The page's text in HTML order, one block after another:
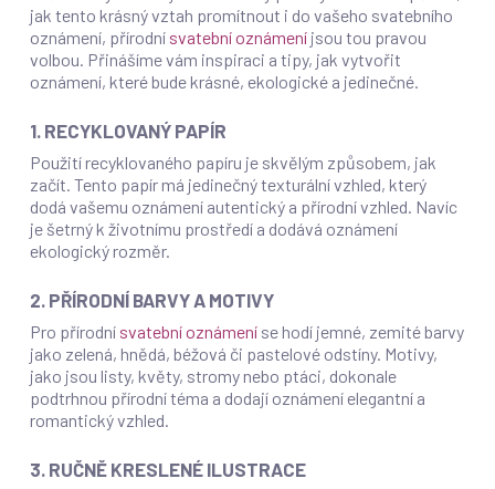
jak tento krásný vztah promítnout i do vašeho svatebního
oznámení, přírodní svatební oznámeníjsou tou pravou
volbou. Přinášíme vám inspiraci a tipy, jak vytvořit
oznámení, které bude krásné, ekologické a jedinečné.
1. RECYKLOVANÝ PAPÍR
Použití recyklovaného papíru je skvělým způsobem, jak
začít. Tento papír má jedinečný texturální vzhled, který
dodá vašemu oznámení autentický a přírodní vzhled. Navíc
je šetrný k životnímu prostředí a dodává oznámení
ekologický rozměr.
2. PŘÍRODNÍ BARVY A MOTIVY
Pro přírodní svatební oznámeníse hodí jemné, zemité barvy
jako zelená, hnědá, béžová či pastelové odstíny. Motivy,
jako jsou listy, květy, stromy nebo ptáci, dokonale
podtrhnou přírodní téma a dodají oznámení elegantní a
romantický vzhled.
3. RUČNĚ KRESLENÉ ILUSTRACE